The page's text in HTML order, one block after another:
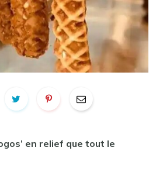
en relief que tout le